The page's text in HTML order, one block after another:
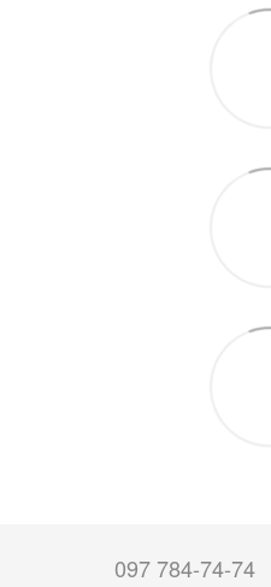
097 784-74-74